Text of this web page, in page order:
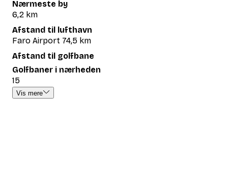
Nærmeste by
6,2 km
Afstand til lufthavn
Faro Airport 74,5 km
Afstand til golfbane
Golfbaner i nærheden
15
Vis mere